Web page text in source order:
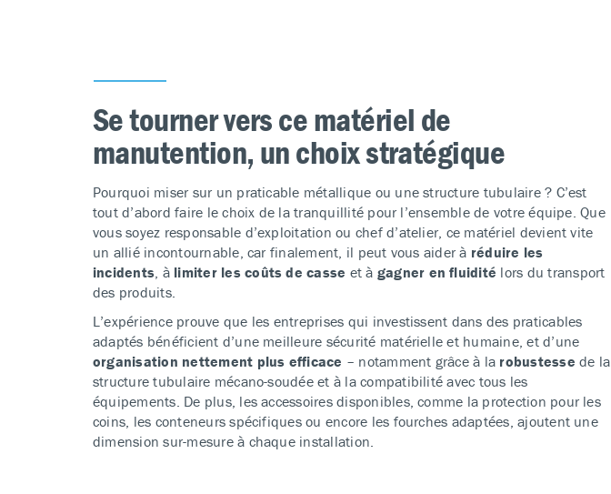
Se tourner vers ce matériel de
manutention, un choix stratégique
Pourquoi miser sur un praticable métallique ou une structure tubulaire ? C’est
tout d’abord faire le choix de la tranquillité pour l’ensemble de votre équipe. Que
vous soyez responsable d’exploitation ou chef d’atelier, ce matériel devient vite
un allié incontournable, car finalement, il peut vous aider à réduire les
incidents, à limiter les coûts de casse et à gagner en fluidité lors du transport
des produits.
L’expérience prouve que les entreprises qui investissent dans des praticables
adaptés bénéficient d’une meilleure sécurité matérielle et humaine, et d’une
organisation nettement plus efficace – notamment grâce à la robustessede la
structure tubulaire mécano-soudée et à la compatibilité avec tous les
équipements. De plus, les accessoires disponibles, comme la protection pour les
coins, les conteneurs spécifiques ou encore les fourches adaptées, ajoutent une
dimension sur-mesure à chaque installation.